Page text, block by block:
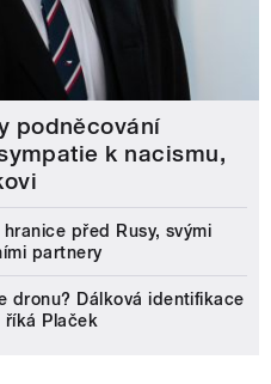
podněcování
k nacismu,
před Rusy, svými
partnery
dronu? Dálková identifikace
říká Plaček